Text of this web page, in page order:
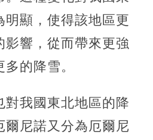
明顯，使得該地區更
影響，從而帶來更強
的降雪。
對我國東北地區的降
爾尼諾又分為厄爾尼